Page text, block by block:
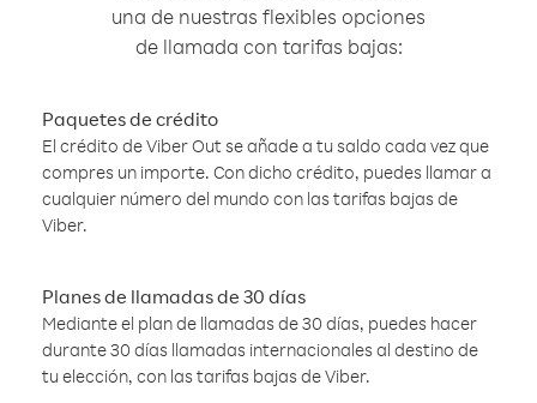
una de nuestras flexibles opciones
de llamada con tarifas bajas:
Paquetes de crédito
El crédito de Viber Out se añade a tu saldo cada vez que
compres un importe. Con dicho crédito, puedes llamar a
cualquier número del mundo con las tarifas bajas de
Viber.
Planes de llamadas de 30 días
Mediante el plan de llamadas de 30 días, puedes hacer
durante 30 días llamadas internacionales al destino de
tu elección, con las tarifas bajas de Viber.